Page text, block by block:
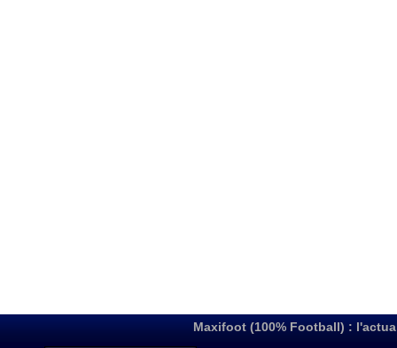
Maxifoot (100% Football) :